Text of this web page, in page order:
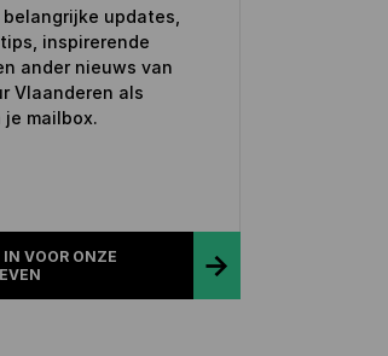
updates,
inspirerende
ander nieuws van
Vlaanderen als
je mailbox.
IN VOOR ONZE